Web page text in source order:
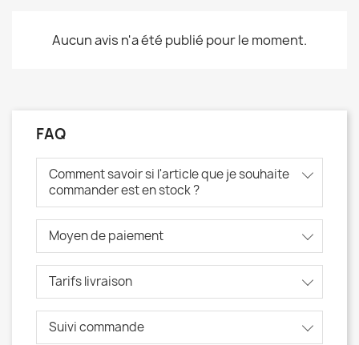
Aucun avis n'a été publié pour le moment.
FAQ
Comment savoir si l'article que je souhaite
commander est en stock ?
Moyen de paiement
Tarifs livraison
Suivi commande